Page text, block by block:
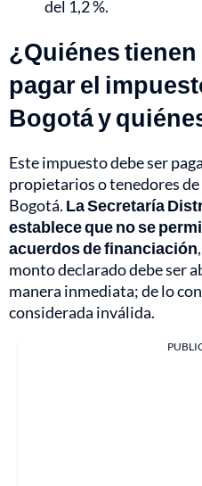
del 1,2 %.
¿Quiénes
pagar el
Bogotá y
Este impuesto debe ser
propietarios o tenedores
Bogotá. La Secretaría
establece que no se
acuerdos de financiación
monto declarado debe ser
manera inmediata; de lo
considerada inválida.